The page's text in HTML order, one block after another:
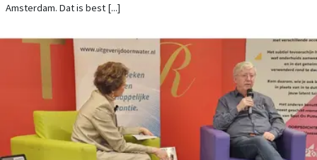
Amsterdam. Dat is best [...]